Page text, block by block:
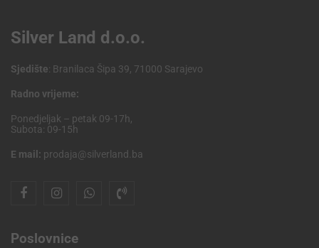
Silver Land d.o.o.
Sjedište: Branilaca Šipa 39, 71000 Sarajevo
Radno vrijeme:
Ponedjeljak – petak 09-17h,
Subota: 09-15h
E mail: prodaja@silverland.ba
Poslovnice